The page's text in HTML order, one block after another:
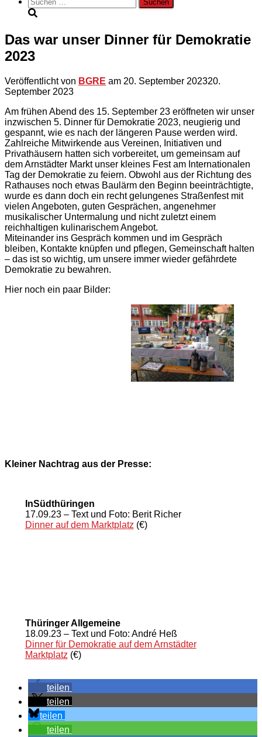
nach:
Das war unser Dinner für Demokratie
2023
Veröffentlicht von BGRE am 20. September 202320.
September 2023
Am frühen Abend des 15. September 23 eröffneten wir unser
inzwischen 5. Dinner für Demokratie 2023, neugierig und
gespannt, wie es nach der längeren Pause werden wird.
Zahlreiche Mitwirkende aus Vereinen, Initiativen und
Privathäusern hatten sich vorbereitet, um gemeinsam auf
dem Arnstädter Markt unser kleines Fest am Internationalen
Tag der Demokratie zu feiern. Obwohl aus der Richtung des
Rathauses noch etwas Baulärm den Beginn beeinträchtigte,
wurde es dann doch ein recht gelungenes Straßenfest mit
vielen Angeboten, guten Gesprächen, angenehmer
musikalischer Untermalung und nicht zuletzt einem
reichhaltigen kulinarischem Angebot.
Miteinander ins Gespräch kommen und im Gespräch
bleiben, Kontakte knüpfen und pflegen, Gemeinschaft halten
– das ist so wichtig, um unsere immer wieder gefährdete
Demokratie zu bewahren.
Hier noch ein paar Bilder:
Kleiner Nachtrag aus der Presse:
InSüdthüringen
17.09.23 – Text und Foto: Berit Richer
Dinner auf dem Marktplatz (€)
Thüringer Allgemeine
18.09.23 – Text und Foto: André Heß
Dinner für Demokratie auf dem Arnstädter
Marktplatz (€)
teilen
teilen
teilen
teilen